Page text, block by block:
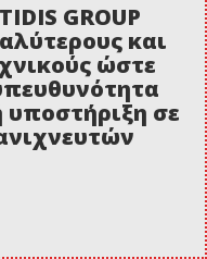
GROUP
και
ώστε
υποστήριξη σε